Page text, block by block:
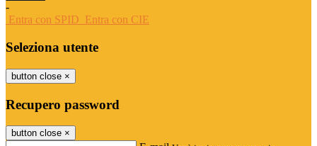
-
Entra con SPID Entra con CIE
Seleziona utente
button close ×
Recupero password
button close ×